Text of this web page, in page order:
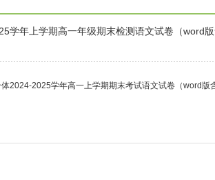
学年上学期高一年级期末检测语文试卷（word
2024-2025学年高一上学期期末考试语文试卷（word版